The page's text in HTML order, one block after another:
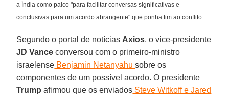
a Índia como palco "para facilitar conversas significativas e
conclusivas para um acordo abrangente" que ponha fim ao conflito.
Segundo o portal de notícias Axios, o vice-presidente
JD Vance conversou com o primeiro-ministro
israelense Benjamin Netanyahusobre os
componentes de um possível acordo. O presidente
Trump afirmou que os enviados Steve Witkoff e Jared